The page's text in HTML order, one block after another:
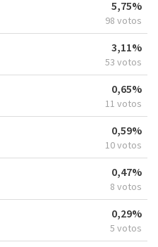
5,75%
98 votos
3,11%
53 votos
0,65%
11 votos
0,59%
10 votos
0,47%
8 votos
0,29%
5 votos